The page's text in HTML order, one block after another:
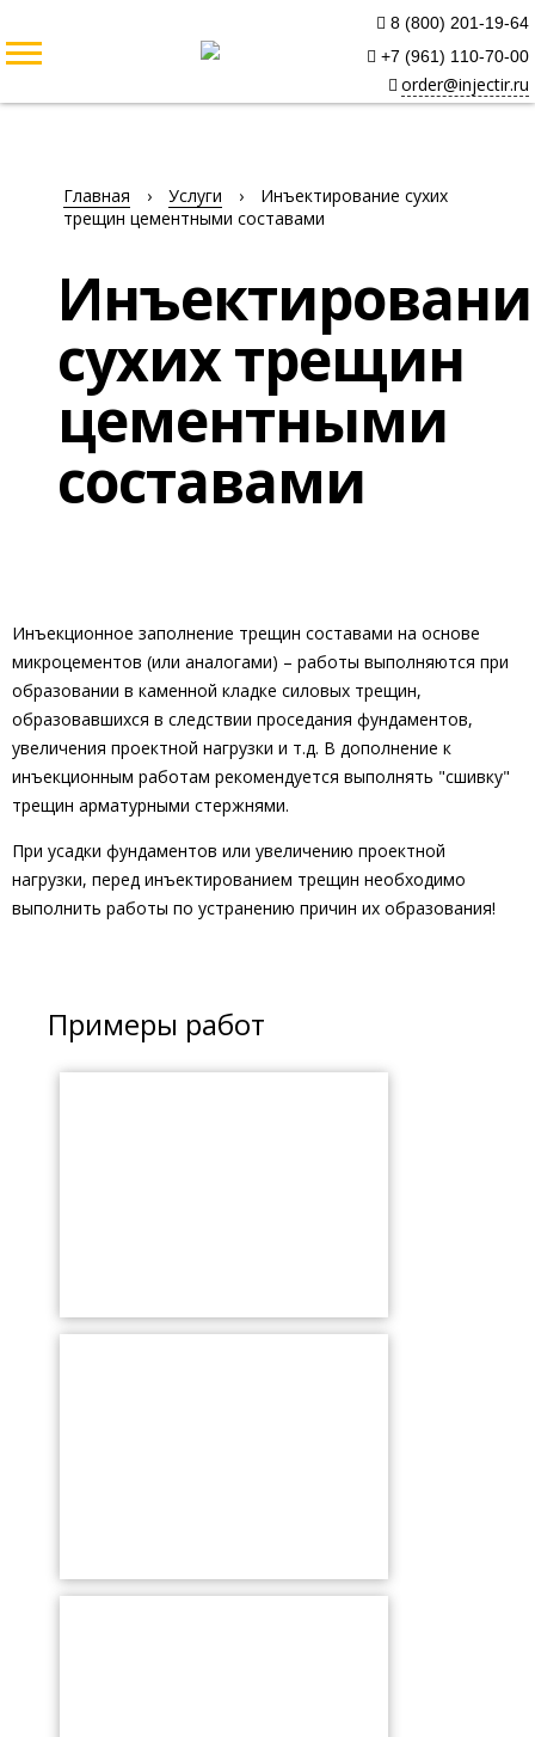
8 (800) 201-19-64
+7 (961) 110-70-00
order@injectir.ru
Главная › Услуги ›
Инъектирование сухих
трещин цементными составами
сухих трещин
цементными
составами
Инъекционное заполнение трещин составами на основе
микроцементов (или аналогами) – работы выполняются при
образовании в каменной кладке силовых трещин,
образовавшихся в следствии проседания фундаментов,
увеличения проектной нагрузки и т.д. В дополнение к
инъекционным работам рекомендуется выполнять "сшивку"
трещин арматурными стержнями.
При усадки фундаментов или увеличению проектной
нагрузки, перед инъектированием трещин необходимо
выполнить работы по устранению причин их образования!
Примеры работ